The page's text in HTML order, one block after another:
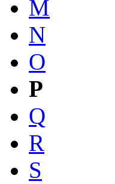
M
N
O
P
Q
R
S